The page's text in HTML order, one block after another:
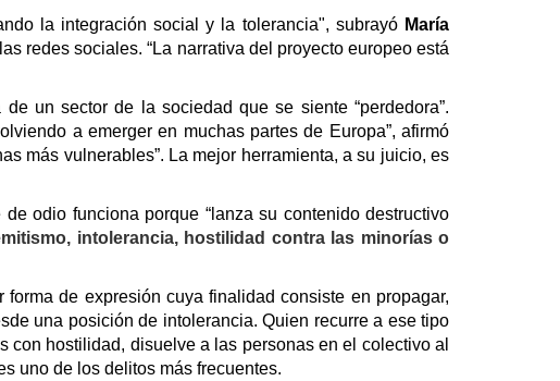
la integración social y la tolerancia", subrayó María
redes sociales. “La narrativa del proyecto europeo está
un sector de la sociedad que se siente “perdedora”.
a emerger en muchas partes de Europa”, afirmó
más vulnerables”. La mejor herramienta, a su juicio, es
odio funciona porque “lanza su contenido destructivo
intolerancia, hostilidad contra las minorías o
de expresión cuya finalidad consiste en propagar,
una posición de intolerancia. Quien recurre a ese tipo
hostilidad, disuelve a las personas en el colectivo al
uno de los delitos más frecuentes.